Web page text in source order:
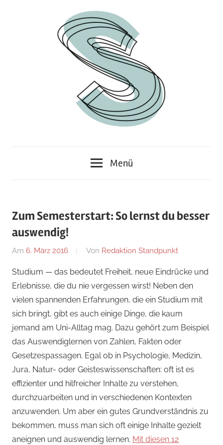
Menü
Zum Semesterstart: So lernst du besser
auswendig!
Am 6. März 2016 Von Redaktion Standpunkt
Studium — das bedeutet Freiheit, neue Eindrücke und
Erlebnisse, die du nie vergessen wirst! Neben den
vielen spannenden Erfahrungen, die ein Studium mit
sich bringt, gibt es auch einige Dinge, die kaum
jemand am Uni-Alltag mag. Dazu gehört zum Beispiel
das Auswendiglernen von Zahlen, Fakten oder
Gesetzespassagen. Egal ob in Psychologie, Medizin,
Jura, Natur- oder Geisteswissenschaften: oft ist es
effizienter und hilfreicher Inhalte zu verstehen,
durchzuarbeiten und in verschiedenen Kontexten
anzuwenden. Um aber ein gutes Grundverständnis zu
bekommen, muss man sich oft einige Inhalte gezielt
aneignen und auswendig lernen. Mit diesen 12